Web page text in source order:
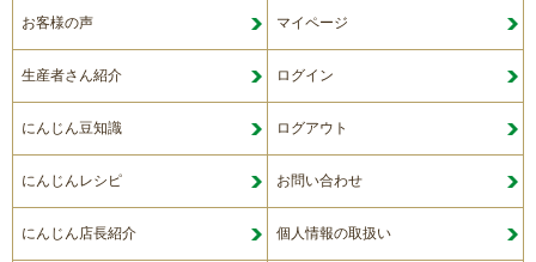
お客様の声 マイページ
生産者さん紹介 ログイン
にんじん豆知識 ログアウト
にんじんレシピ お問い合わせ
にんじん店長紹介 個人情報の取扱い